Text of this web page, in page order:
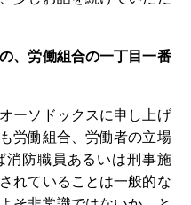
、労働組合の一丁目一番
ーソドックスに申し上げ
労働組合、労働者の立場
消防職員あるいは刑事施
れていることは一般的な